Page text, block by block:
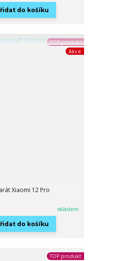
do košíku
TOP produkt
Akce
Xiaomi 12 Pro
skladem
do košíku
TOP produkt